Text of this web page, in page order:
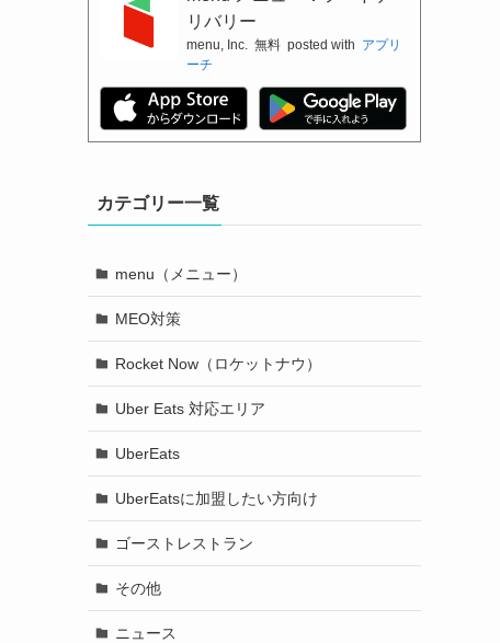
リバリー
menu, Inc. 無料 posted with アプリ
ーチ
カテゴリー一覧
menu（メニュー）
MEO対策
Rocket Now（ロケットナウ）
Uber Eats 対応エリア
UberEats
UberEatsに加盟したい方向け
ゴーストレストラン
その他
ニュース